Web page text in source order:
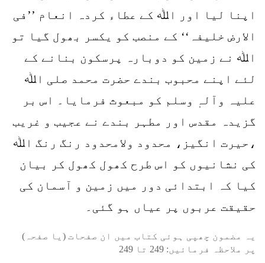
اپنا لیا اور اﷲ کے عطاء کردہ انعام ’’فی
الارض خلیفہ‘‘ کے منصب کو یکسر بھول گیا تو
اﷲ نے زمین کو دوبارہ پرسکون بنانے کے
لئے اپنے محبوب بندے حضرت محمد صلی اﷲ
علیہ وآلہٖ وسلم کو مبعوث فرمایا۔ اس بر
گزیدہ مقدس اور مطہر بندے نے عجیب و غریب
،حیرت انگیز، محدود ولامحدود رنگ رنگ اﷲ
کی نشانیوں کو اس طرح کھول کھول کر بیان
کیا کہ ابتدائی دور میں زمین و آسمان کی
حقیقت عربوں پر عیاں ہو گئی۔
یہ مضمون چھپی ہوئی کتاب میں ان صفحات (یا صفحہ)
پر ملاحظہ فرمائیں: 249 تا 249